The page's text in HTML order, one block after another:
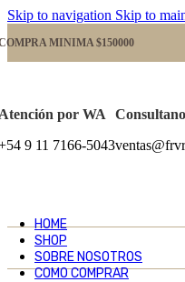
Skip to navigation Skip to
MINIMA $150000
por WA
9 11 7166-5043
HOME
SHOP
SOBRE NOSOTROS
COMO COMPRAR